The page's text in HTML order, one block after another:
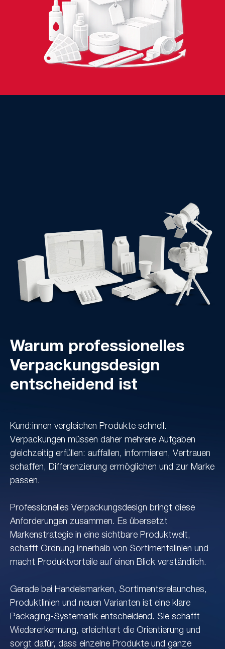
Warum professionelles
Verpackungsdesign
entscheidend ist
Kund:innen vergleichen Produkte schnell.
Verpackungen müssen daher mehrere Aufgaben
gleichzeitig erfüllen: auffallen, informieren, Vertrauen
schaffen, Differenzierung ermöglichen und zur Marke
passen.
Professionelles Verpackungsdesign bringt diese
Anforderungen zusammen. Es übersetzt
Markenstrategie in eine sichtbare Produktwelt,
schafft Ordnung innerhalb von Sortimentslinien und
macht Produktvorteile auf einen Blick verständlich.
Gerade bei Handelsmarken, Sortimentsrelaunches,
Produktlinien und neuen Varianten ist eine klare
Packaging-Systematik entscheidend. Sie schafft
Wiedererkennung, erleichtert die Orientierung und
sorgt dafür, dass einzelne Produkte und ganze